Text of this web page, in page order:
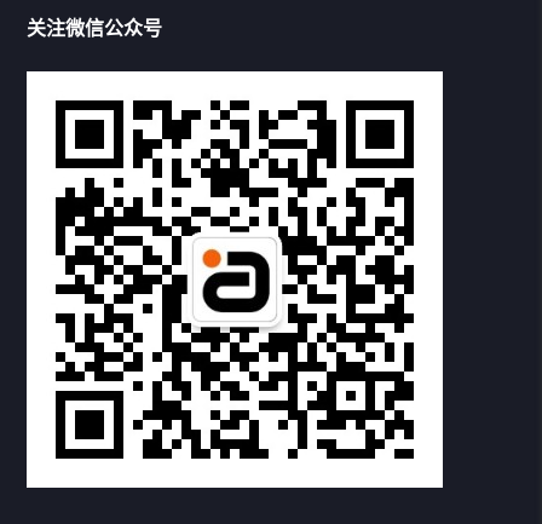
耳放&功放
耳机&音箱
HDMI适配器
HDMI切换器
HDMI音频分离器
HDMI无线投屏器
精品配件
关注微信公众号